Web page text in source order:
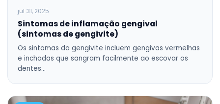
jul 31, 2025
Sintomas de inflamação gengival
(sintomas de gengivite)
Os sintomas da gengivite incluem gengivas vermelhas
e inchadas que sangram facilmente ao escovar os
dentes…